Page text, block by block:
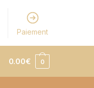
Paiement
0.00€ 0